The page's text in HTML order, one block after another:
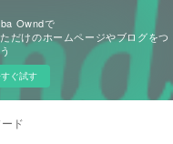
Owndで
だけのホームページやブログをつ
ぐ試す
ド